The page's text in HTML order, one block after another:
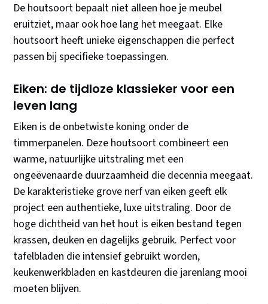
De houtsoort bepaalt niet alleen hoe je meubel
eruitziet, maar ook hoe lang het meegaat. Elke
houtsoort heeft unieke eigenschappen die perfect
passen bij specifieke toepassingen.
Eiken: de tijdloze klassieker voor een
leven lang
Eiken is de onbetwiste koning onder de
timmerpanelen. Deze houtsoort combineert een
warme, natuurlijke uitstraling met een
ongeëvenaarde duurzaamheid die decennia meegaat.
De karakteristieke grove nerf van eiken geeft elk
project een authentieke, luxe uitstraling. Door de
hoge dichtheid van het hout is eiken bestand tegen
krassen, deuken en dagelijks gebruik. Perfect voor
tafelbladen die intensief gebruikt worden,
keukenwerkbladen en kastdeuren die jarenlang mooi
moeten blijven.